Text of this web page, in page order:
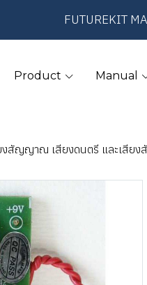
FUTUREKIT
Product Manual
งสัญญาณ เสียงดนตรี และเสียง